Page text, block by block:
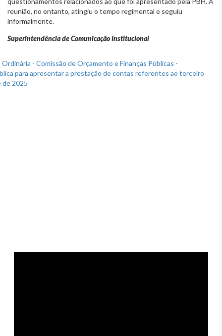
reunião, no entanto, atingiu o tempo regimental e seguiu
informalmente.
Superintendência de Comunicação Institucional